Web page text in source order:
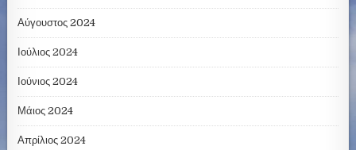
Αύγουστος 2024
Ιούλιος 2024
Ιούνιος 2024
Μάιος 2024
Απρίλιος 2024